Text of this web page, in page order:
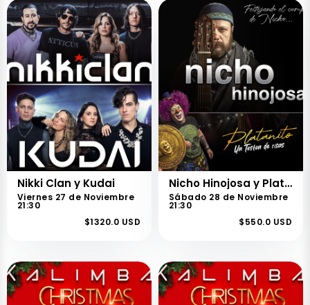
Nikki Clan y Kudai
Viernes 27 de Noviembre
21:30
$1320.0 USD
Nicho Hinojosa y Platanito Show
Sábado 28 de Noviembre
21:30
$550.0 USD